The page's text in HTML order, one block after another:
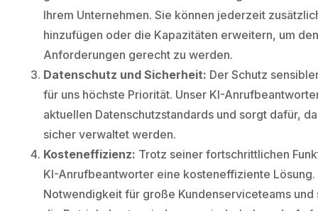
Ihrem Unternehmen. Sie können jederzeit
hinzufügen oder die Kapazitäten erweitern, um
Anforderungen gerecht zu werden.
Datenschutz und Sicherheit: Der Schutz
für uns höchste Priorität. Unser KI-
aktuellen Datenschutzstandards und sorgt dafür,
sicher verwaltet werden.
Kosteneffizienz: Trotz seiner fortschrittlichen
KI-Anrufbeantworter eine kosteneffiziente
Notwendigkeit für große Kundenserviceteams